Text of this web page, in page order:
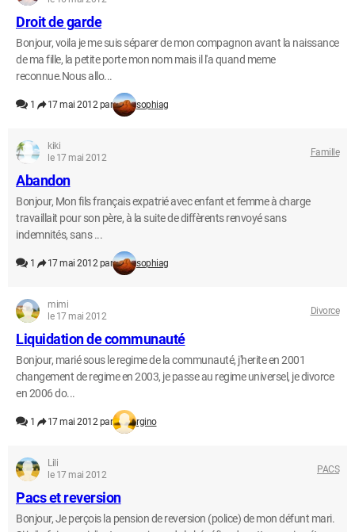
Droit de garde
Bonjour, voila je me suis séparer de mon compagnon avant la naissance
de ma fille, la petite porte mon nom mais il l'a quand meme
reconnue.Nous allo...
1 17 mai 2012 par sophiag
kiki
le 17 mai 2012
Famille
Abandon
Bonjour, Mon fils français expatrié avec enfant et femme à charge
travaillait pour son père, à la suite de diffèrents renvoyé sans
indemnités, sans ...
1 17 mai 2012 par sophiag
mimi
le 17 mai 2012
Divorce
Liquidation de communauté
Bonjour, marié sous le regime de la communauté, j'herite en 2001
changement de regime en 2003, je passe au regime universel, je divorce
en 2006 do...
1 17 mai 2012 par rgino
Lili
le 17 mai 2012
PACS
Pacs et reversion
Bonjour, Je perçois la pension de reversion (police) de mon défunt mari.